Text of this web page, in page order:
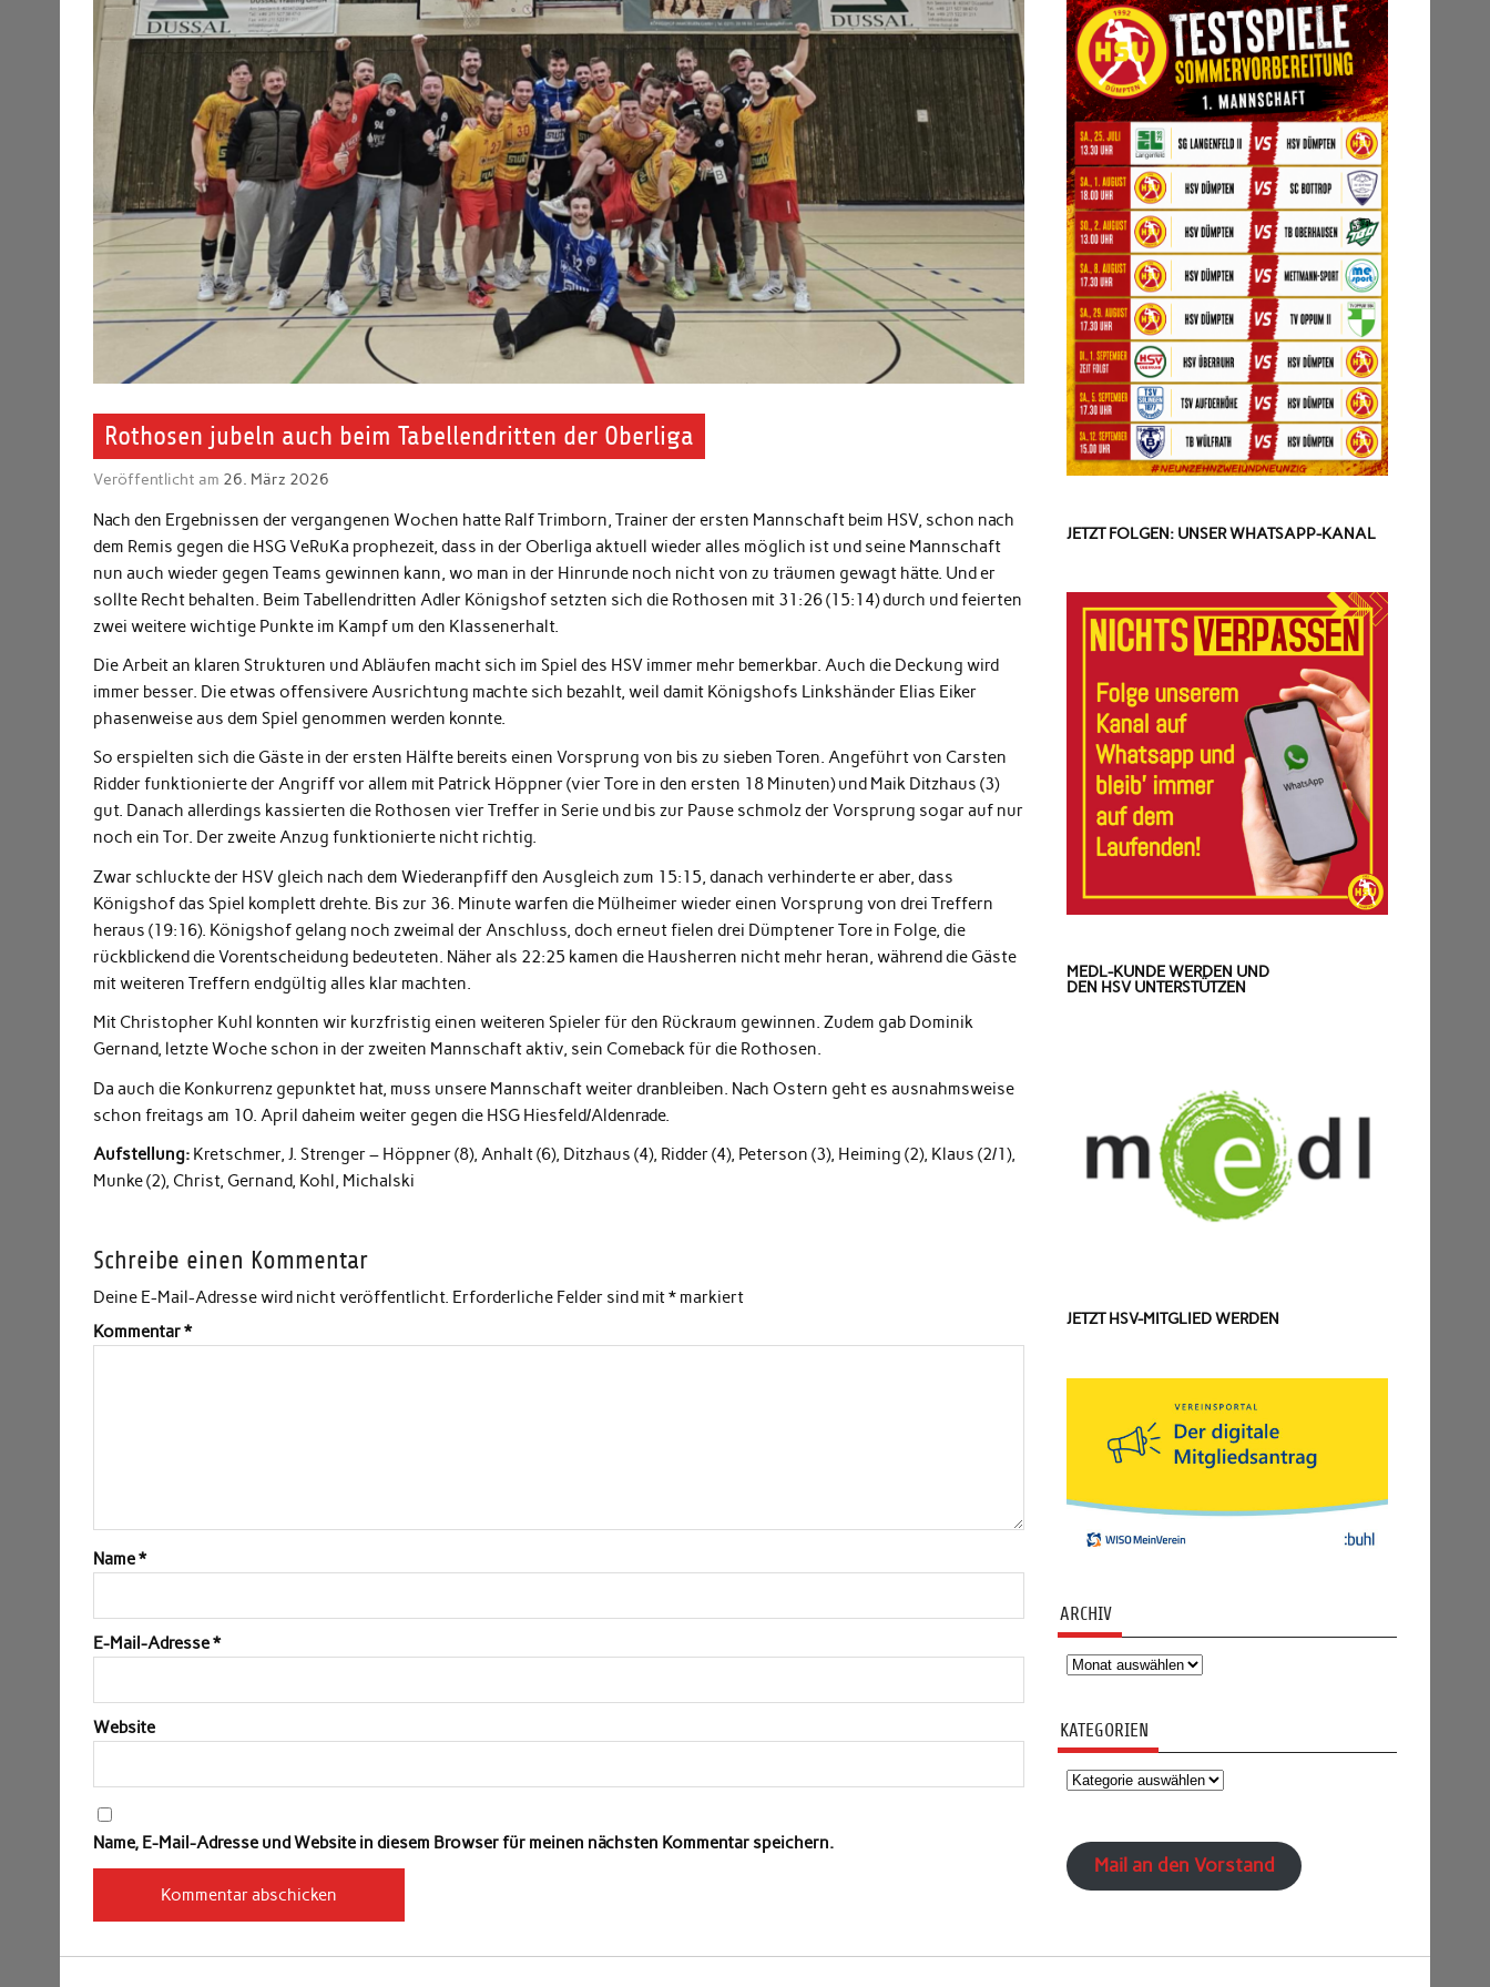
Rothosen jubeln auch beim Tabellendritten der Oberliga
Veröffentlicht am 26. März 2026
Nach den Ergebnissen der vergangenen Wochen hatte Ralf Trimborn, Trainer der ersten Mannschaft beim HSV, schon nach
dem Remis gegen die HSG VeRuKa prophezeit, dass in der Oberliga aktuell wieder alles möglich ist und seine Mannschaft
nun auch wieder gegen Teams gewinnen kann, wo man in der Hinrunde noch nicht von zu träumen gewagt hätte. Und er
sollte Recht behalten. Beim Tabellendritten Adler Königshof setzten sich die Rothosen mit 31:26 (15:14) durch und feierten
zwei weitere wichtige Punkte im Kampf um den Klassenerhalt.
Die Arbeit an klaren Strukturen und Abläufen macht sich im Spiel des HSV immer mehr bemerkbar. Auch die Deckung wird
immer besser. Die etwas offensivere Ausrichtung machte sich bezahlt, weil damit Königshofs Linkshänder Elias Eiker
phasenweise aus dem Spiel genommen werden konnte.
So erspielten sich die Gäste in der ersten Hälfte bereits einen Vorsprung von bis zu sieben Toren. Angeführt von Carsten
Ridder funktionierte der Angriff vor allem mit Patrick Höppner (vier Tore in den ersten 18 Minuten) und Maik Ditzhaus (3)
gut. Danach allerdings kassierten die Rothosen vier Treffer in Serie und bis zur Pause schmolz der Vorsprung sogar auf nur
noch ein Tor. Der zweite Anzug funktionierte nicht richtig.
Zwar schluckte der HSV gleich nach dem Wiederanpfiff den Ausgleich zum 15:15, danach verhinderte er aber, dass
Königshof das Spiel komplett drehte. Bis zur 36. Minute warfen die Mülheimer wieder einen Vorsprung von drei Treffern
heraus (19:16). Königshof gelang noch zweimal der Anschluss, doch erneut fielen drei Dümptener Tore in Folge, die
rückblickend die Vorentscheidung bedeuteten. Näher als 22:25 kamen die Hausherren nicht mehr heran, während die Gäste
mit weiteren Treffern endgültig alles klar machten.
Mit Christopher Kuhl konnten wir kurzfristig einen weiteren Spieler für den Rückraum gewinnen. Zudem gab Dominik
Gernand, letzte Woche schon in der zweiten Mannschaft aktiv, sein Comeback für die Rothosen.
Da auch die Konkurrenz gepunktet hat, muss unsere Mannschaft weiter dranbleiben. Nach Ostern geht es ausnahmsweise
schon freitags am 10. April daheim weiter gegen die HSG Hiesfeld/Aldenrade.
Aufstellung: Kretschmer, J. Strenger – Höppner (8), Anhalt (6), Ditzhaus (4), Ridder (4), Peterson (3), Heiming (2), Klaus (2/1),
Munke (2), Christ, Gernand, Kohl, Michalski
Schreibe einen Kommentar
Deine E-Mail-Adresse wird nicht veröffentlicht. Erforderliche Felder sind mit* markiert
Kommentar*
Name*
E-Mail-Adresse*
Website
Name, E-Mail-Adresse und Website in diesem Browser für meinen nächsten Kommentar speichern.
JETZT FOLGEN: UNSER WHATSAPP-KANAL
MEDL-KUNDE WERDEN UND
DEN HSV UNTERSTÜTZEN
JETZT HSV-MITGLIED WERDEN
ARCHIV
Archiv
KATEGORIEN
Kategorien
Mail an den Vorstand